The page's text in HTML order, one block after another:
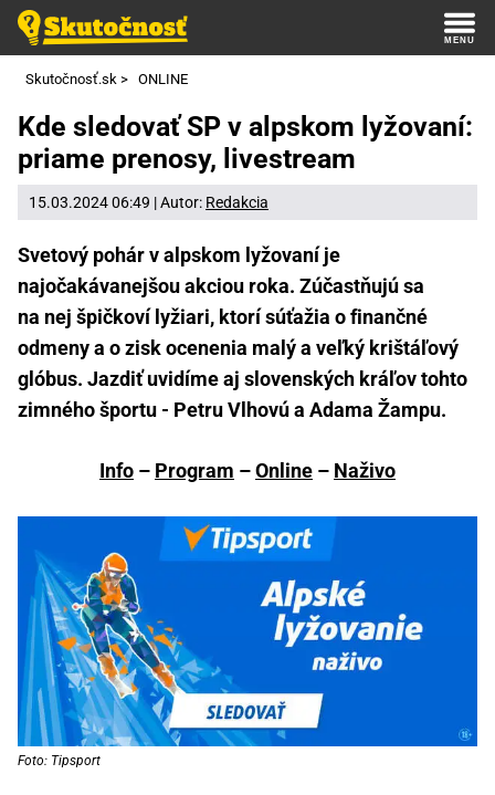
Skutočnosť.sk > ONLINE
Kde sledovať SP v alpskom lyžovaní:
priame prenosy, livestream
15.03.2024 06:49 | Autor: Redakcia
Svetový pohár v alpskom lyžovaní je
najočakávanejšou akciou roka. Zúčastňujú sa
na nej špičkoví lyžiari, ktorí súťažia o finančné
odmeny a o zisk ocenenia malý a veľký krištáľový
glóbus. Jazdiť uvidíme aj slovenských kráľov tohto
zimného športu - Petru Vlhovú a Adama Žampu.
Info – Program –Online – Naživo
Foto: Tipsport